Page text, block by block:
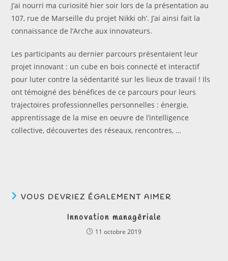
J’ai nourri ma curiosité hier soir lors de la présentation au
107, rue de Marseille du projet Nikki oh’. J’ai ainsi fait la
connaissance de l’Arche aux innovateurs.
Les participants au dernier parcours présentaient leur
projet innovant : un cube en bois connecté et interactif
pour luter contre la sédentarité sur les lieux de travail ! Ils
ont témoigné des bénéfices de ce parcours pour leurs
trajectoires professionnelles personnelles : énergie,
apprentissage de la mise en oeuvre de l’intelligence
collective, découvertes des réseaux, rencontres, …
VOUS DEVRIEZ ÉGALEMENT AIMER
Innovation managériale
11 octobre 2019